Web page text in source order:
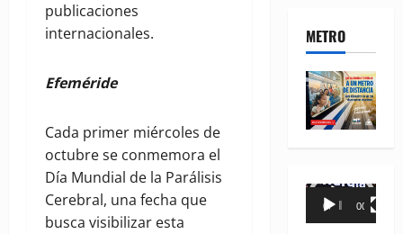
publicaciones
internacionales.
Efeméride
Cada primer miércoles de
octubre se conmemora el
Día Mundial de la Parálisis
Cerebral, una fecha que
busca visibilizar esta
METRO
Reproductor
00:00 00:35